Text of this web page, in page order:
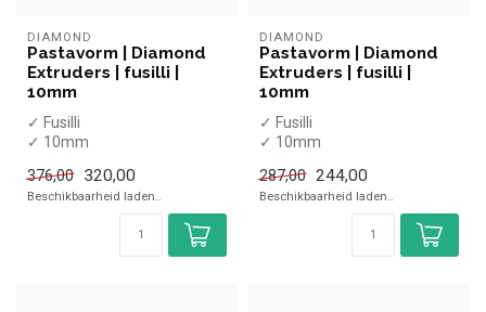
DIAMOND
Pastavorm | Diamond
Extruders | fusilli |
10mm
✓ Fusilli
✓ 10mm
376,00
320,00
Beschikbaarheid laden..
DIAMOND
Pastavorm | Diamond
Extruders | fusilli |
10mm
✓ Fusilli
✓ 10mm
287,00 244,00
Beschikbaarheid laden..